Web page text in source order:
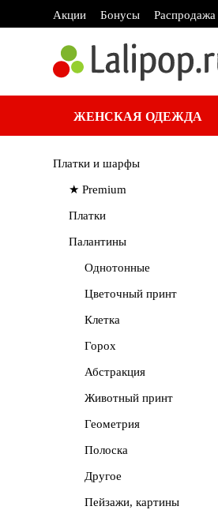
Акции Бонусы Распродажа
ЖЕНСКАЯ ОДЕЖДА
Платки и шарфы
★ Premium
Платки
Палантины
Однотонные
Цветочный принт
Клетка
Горох
Абстракция
Животный принт
Геометрия
Полоска
Другое
Пейзажи, картины